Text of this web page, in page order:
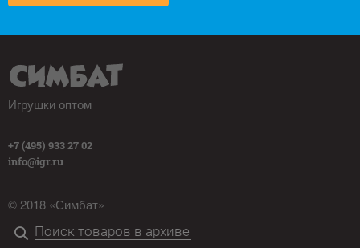
Игрушки оптом
+7 (495) 933 27 02
info@igr.ru
© 2018 «Симбат»